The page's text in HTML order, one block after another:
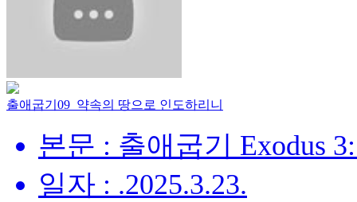
출애굽기09_약속의 땅으로 인도하리니
본문 : 출애굽기 Exodus
일자 : .2025.3.23.